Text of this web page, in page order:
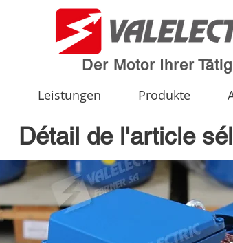
Der Motor Ihrer
Leistungen Produkte
Détail de l'article